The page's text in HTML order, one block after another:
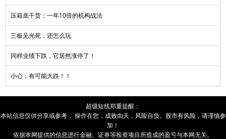
压箱底干货：一年10倍的机构战法
三板见光死，还怎么玩
同样业绩下跌，它居然涨停了！
小心，有可能大跌！！
超级短线郑重提醒：
本站信息仅供分享或参考， 操作在您，成败由天 ，风险自负。股市有风险，请谨慎参
加！
依据本网提供的信息进行金融、证券等投资项目所造成的盈亏与本网无关。